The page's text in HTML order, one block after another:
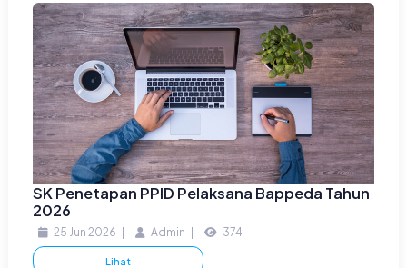
SK Penetapan PPID Pelaksana Bappeda Tahun
2026
25 Jun 2026 Admin 374
Lihat